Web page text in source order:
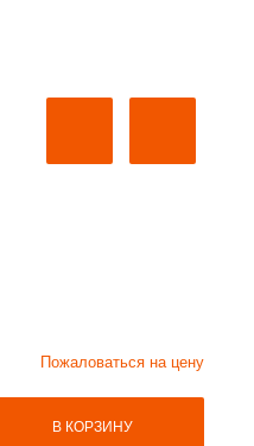
Пожаловаться на цену
В КОРЗИНУ